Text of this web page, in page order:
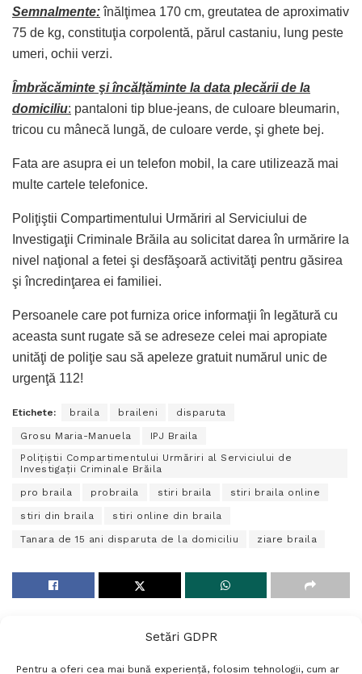
Setări GDPR
Pentru a oferi cea mai bună experiență, folosim tehnologii, cum ar
Semnalmente:înălţimea 170 cm, greutatea de aproximativ
75 de kg, constituţia corpolentă, părul castaniu, lung peste
umeri, ochii verzi.
Îmbrăcăminte şi încălţăminte la data plecării de la
domiciliu: pantaloni tip blue-jeans, de culoare bleumarin,
tricou cu mânecă lungă, de culoare verde, şi ghete bej.
Fata are asupra ei un telefon mobil, la care utilizează mai
multe cartele telefonice.
Poliţiştii Compartimentului Urmăriri al Serviciului de
Investigaţii Criminale Brăila au solicitat darea în urmărire la
nivel naţional a fetei şi desfăşoară activităţi pentru găsirea
şi încredinţarea ei familiei.
Persoanele care pot furniza orice informaţii în legătură cu
aceasta sunt rugate să se adreseze celei mai apropiate
unităţi de poliţie sau să apeleze gratuit numărul unic de
urgenţă 112!
Etichete: braila braileni disparuta
Grosu Maria-Manuela
IPJ Braila
Poliţiştii Compartimentului Urmăriri al Serviciului de
Investigaţii Criminale Brăila
pro braila probraila stiri braila stiri braila online
stiri din braila stiri online din braila
Tanara de 15 ani disparuta de la domiciliu ziare braila